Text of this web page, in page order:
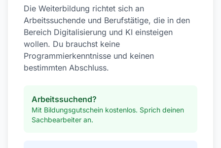
Die Weiterbildung richtet sich an
Arbeitssuchende und Berufstätige, die in den
Bereich Digitalisierung und KI einsteigen
wollen. Du brauchst keine
Programmierkenntnisse und keinen
bestimmten Abschluss.
Arbeitssuchend?
Mit Bildungsgutschein kostenlos. Sprich deinen
Sachbearbeiter an.